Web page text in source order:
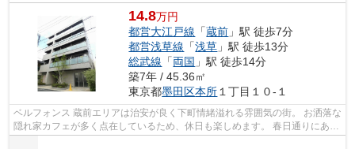
14.8万円
都営大江戸線 「蔵前 」駅 徒歩7分
都営浅草線 「浅草 」駅 徒歩13分
総武線 「両国 」駅 徒歩14分
築7年 / 45.36㎡
東京都墨田区本所 １丁目１０-１
ベルフォンス 蔵前エリアは治安が良く下町情緒溢れる雰囲気の街。 お洒落な
隠れ家カフェが多く点在しているため、休日も楽しめます。 春日通りにある
「厩橋(うまやばし)」の下は隅田...